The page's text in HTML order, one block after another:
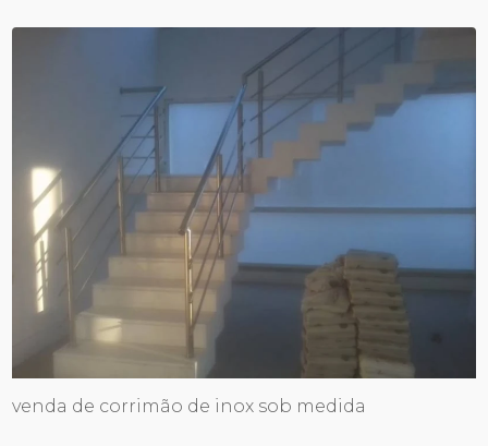
venda de corrimão de inox sob medida